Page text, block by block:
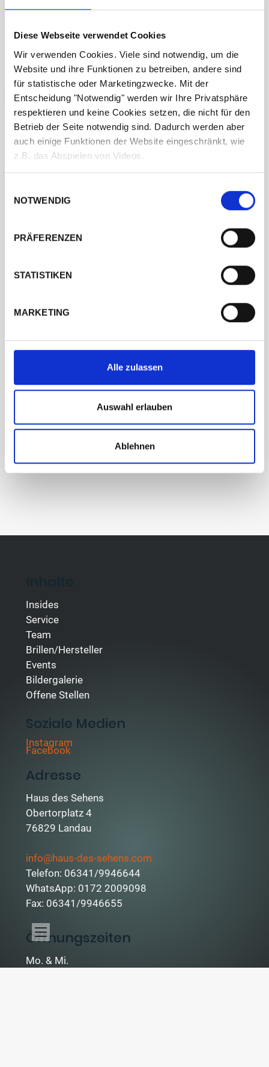
Diese Webseite verwendet Cookies
Wir verwenden Cookies. Viele sind notwendig, um die
Website und ihre Funktionen zu betreiben, andere sind
für statistische oder Marketingzwecke. Mit der
Entscheidung "Notwendig" werden wir Ihre Privatsphäre
respektieren und keine Cookies setzen, die nicht für den
Betrieb der Seite notwendig sind. Dadurch werden aber
auch einige Funktionen der Website eingeschränkt, wie
z.B. das Abspielen von Videos.
NOTWENDIG
PRÄFERENZEN
STATISTIKEN
MARKETING
Alle zulassen
Auswahl erlauben
Ablehnen
Besuchen Sie uns
Insides
Service
Team
Brillen/Hersteller
Events
Bildergalerie
Offene Stellen
Soziale Medien
Instagram
Facebook
Adresse
Haus des Sehens
Obertorplatz 4
76829 Landau
info@haus-des-sehens.com
Telefon: 06341/9946644
WhatsApp: 0172 2009098
Fax: 06341/9946655
Öffnungszeiten
Mo. & Mi.